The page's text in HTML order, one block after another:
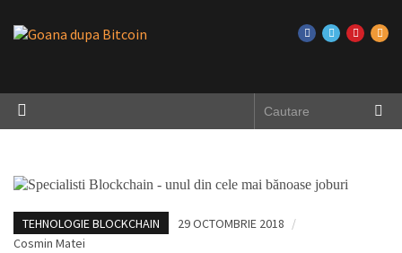
TEHNOLOGIE BLOCKCHAIN 29 OCTOMBRIE 2018 /
Cosmin Matei